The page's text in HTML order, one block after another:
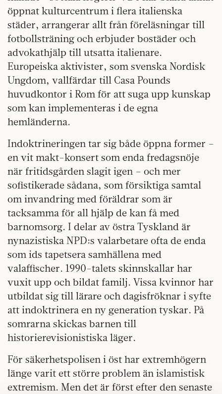
öppnat kulturcentrum i flera italienska
städer, arrangerar allt från föreläsningar till
fotbollsträning och erbjuder bostäder och
advokathjälp till utsatta italienare.
Europeiska aktivister, som svenska Nordisk
Ungdom, vallfärdar till Casa Pounds
huvudkontor i Rom för att suga upp kunskap
som kan implementeras i de egna
hemländerna.
Indoktrineringen tar sig både öppna former –
en vit makt-konsert som enda fredagsnöje
när fritidsgården slagit igen – och mer
sofistikerade sådana, som försiktiga samtal
om invandring med föräldrar som är
tacksamma för all hjälp de kan få med
barnomsorg. I delar av östra Tyskland är
nynazistiska NPD:s valarbetare ofta de enda
som ids tapetsera samhällena med
valaffischer. 1990-talets skinnskallar har
vuxit upp och bildat familj. Vissa kvinnor har
utbildat sig till lärare och dagisfröknar i syfte
att indoktrinera en ny generation tyskar. På
somrarna skickas barnen till
historierevisionistiska läger.
För säkerhetspolisen i öst har extremhögern
länge varit ett större problem än islamistisk
extremism. Men det är först efter den senaste